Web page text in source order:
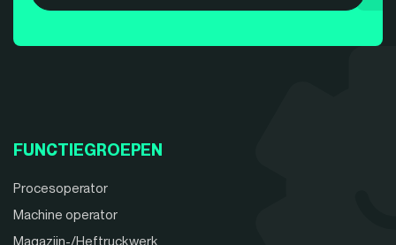
FUNCTIEGROEPEN
Procesoperator
Machine operator
Magazijn-/Heftruckwerk